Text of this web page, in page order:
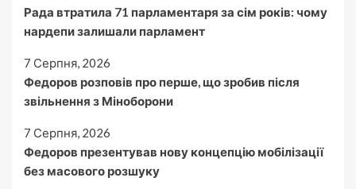
Рада втратила 71 парламентаря за сім років: чому
нардепи залишали парламент
7 Серпня, 2026
Федоров розповів про перше, що зробив після
звільнення з Міноборони
7 Серпня, 2026
Федоров презентував нову концепцію мобілізації
без масового розшуку